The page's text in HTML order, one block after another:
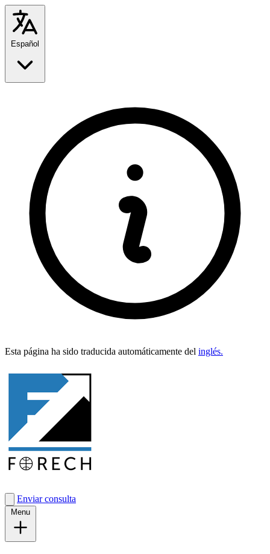
Esta pági­na ha sido tra­duci­da automáti­ca­mente del inglés.
Enviar consulta